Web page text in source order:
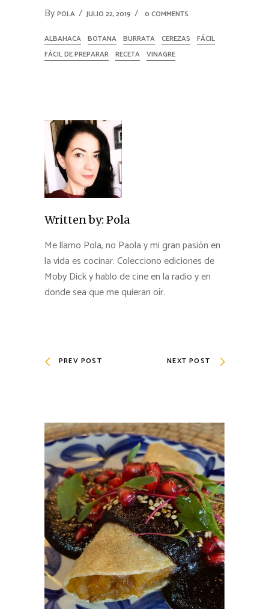
By POLA JULIO 22, 2019 0 COMMENTS
ALBAHACA BOTANA BURRATA CEREZAS
FÁCIL
FÁCIL DE PREPARAR RECETA VINAGRE
Written by: Pola
Me llamo Pola, no Paola y mi gran pasión en
la vida es cocinar. Colecciono ediciones de
Moby Dick y hablo de cine en la radio y en
donde sea que me quieran oír.
PREV POST NEXT POST